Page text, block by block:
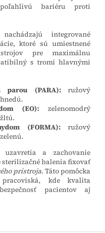
bariéru proti
integrované
ktoré sú umiestnené
pre maximálnu
s tromi hlavnými
parou (PARA):ružový
(EO): zelenomodrý
(FORMA): ružový
uzavretia a zachovanie
balenia fixovať
prístroja. Táto pomôcka
kde kvalita
pacientov aj